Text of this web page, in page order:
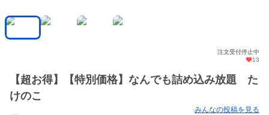
注文受付停止中
13
【超お得】【特別価格】なんでも詰め込み放題 た
けのこ
みんなの投稿を見る